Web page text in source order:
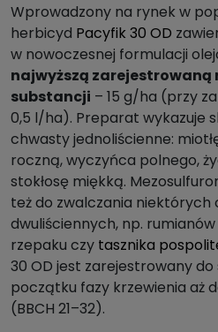
Wprowadzony na rynek w
herbicyd Pacyfik 30 OD
w nowoczesnej formulacji
najwyższą zarejestrowaną
substancji – 15 g/ha (przy
0,5 l/ha). Preparat wykazuje
chwasty jednoliścienne:
roczną, wyczyńca polnego,
stokłosę miękką.
też do zwalczania niektórych
dwuliściennych, np.
rzepaku czy tasznika
30 OD jest zarejestrowany
początku fazy krzewienia aż
(BBCH 21–32).